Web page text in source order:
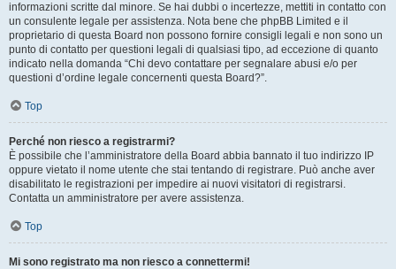
informazioni scritte dal minore. Se hai dubbi o incertezze, mettiti in contatto con
un consulente legale per assistenza. Nota bene che phpBB Limited e il
proprietario di questa Board non possono fornire consigli legali e non sono un
punto di contatto per questioni legali di qualsiasi tipo, ad eccezione di quanto
indicato nella domanda “Chi devo contattare per segnalare abusi e/o per
questioni d’ordine legale concernenti questa Board?”.
Top
Perché non riesco a registrarmi?
È possibile che l’amministratore della Board abbia bannato il tuo indirizzo IP
oppure vietato il nome utente che stai tentando di registrare. Può anche aver
disabilitato le registrazioni per impedire ai nuovi visitatori di registrarsi.
Contatta un amministratore per avere assistenza.
Top
Mi sono registrato ma non riesco a connettermi!